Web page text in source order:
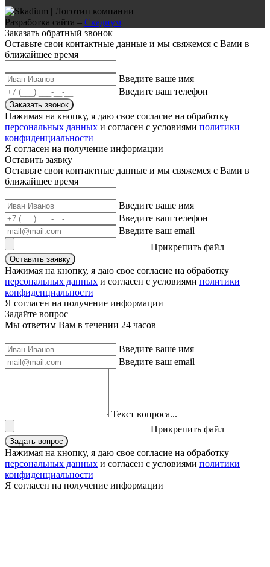
Разработка сайта – Скадиум
Заказать обратный звонок
Оставьте свои контактные данные и мы свяжемся с Вами в
ближайшее время
Введите ваше имя
Введите ваш телефон
Заказать звонок
Нажимая на кнопку, я даю свое согласие на обработку
персональных данных и согласен с условиями политики
конфиденциальности
Я согласен на получение информации
Оставить заявку
Оставьте свои контактные данные и мы свяжемся с Вами в
ближайшее время
Введите ваше имя
Введите ваш телефон
Введите ваш email
Прикрепить файл
Оставить заявку
Нажимая на кнопку, я даю свое согласие на обработку
персональных данных и согласен с условиями политики
конфиденциальности
Я согласен на получение информации
Задайте вопрос
Мы ответим Вам в течении 24 часов
Введите ваше имя
Введите ваш email
Текст вопроса...
Прикрепить файл
Задать вопрос
Нажимая на кнопку, я даю свое согласие на обработку
персональных данных и согласен с условиями политики
конфиденциальности
Я согласен на получение информации